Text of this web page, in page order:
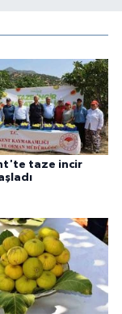
taze incir